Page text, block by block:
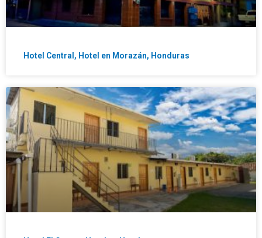
Hotel Central, Hotel en Morazán, Honduras